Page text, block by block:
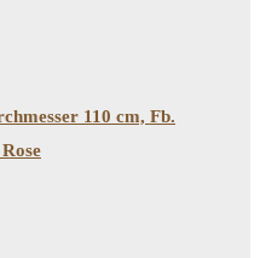
110 cm, Fb.